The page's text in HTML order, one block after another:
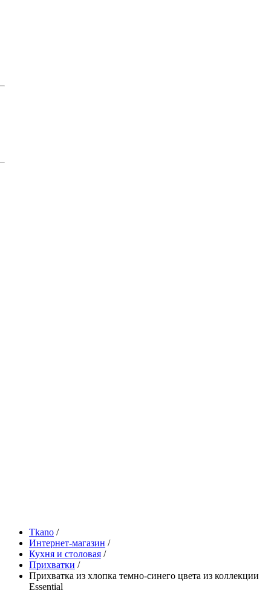
Tkano /
Интернет-магазин /
Кухня и столовая /
Прихватки /
Прихватка из хлопка темно-синего цвета из коллекции
Essential